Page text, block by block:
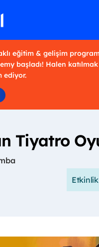
eğitim & gelişim
başladı! Halen
ediyor.
Tiyatro